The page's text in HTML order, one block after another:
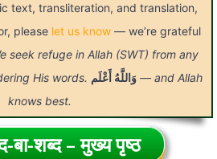
text, transliteration, and translation,
please let us know— we’re grateful
seek refuge in Allah (SWT) from any
His words.
وَاللَّهُ أَعْلَم
— and Allah
knows best.
बा-शब्द – मुख्य पृष्ठ